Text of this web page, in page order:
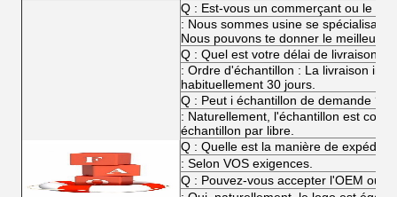
Q : Est-vous un commerçant ou le
: Nous sommes usine se spécialisant
Nous pouvons te donner le meilleur
Q : Quel est votre délai de livraison ?
: Ordre d'échantillon : La livraison
habituellement 30 jours.
Q : Peut i échantillon de demande ?
: Naturellement, l'échantillon est
échantillon par libre.
Q : Quelle est la manière de
: Selon VOS exigences.
Q : Pouvez-vous accepter l'OEM ou